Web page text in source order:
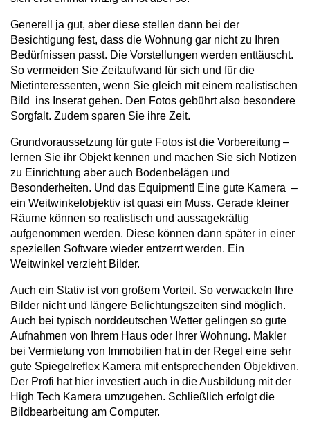
Generell ja gut, aber diese stellen dann bei der
Besichtigung fest, dass die Wohnung gar nicht zu Ihren
Bedürfnissen passt. Die Vorstellungen werden enttäuscht.
So vermeiden Sie Zeitaufwand für sich und für die
Mietinteressenten, wenn Sie gleich mit einem realistischen
Bild ins Inserat gehen. Den Fotos gebührt also besondere
Sorgfalt. Zudem sparen Sie ihre Zeit.
Grundvoraussetzung für gute Fotos ist die Vorbereitung –
lernen Sie ihr Objekt kennen und machen Sie sich Notizen
zu Einrichtung aber auch Bodenbelägen und
Besonderheiten. Und das Equipment! Eine gute Kamera –
ein Weitwinkelobjektiv ist quasi ein Muss. Gerade kleiner
Räume können so realistisch und aussagekräftig
aufgenommen werden. Diese können dann später in einer
speziellen Software wieder entzerrt werden. Ein
Weitwinkel verzieht Bilder.
Auch ein Stativ ist von großem Vorteil. So verwackeln Ihre
Bilder nicht und längere Belichtungszeiten sind möglich.
Auch bei typisch norddeutschen Wetter gelingen so gute
Aufnahmen von Ihrem Haus oder Ihrer Wohnung. Makler
bei Vermietung von Immobilien hat in der Regel eine sehr
gute Spiegelreflex Kamera mit entsprechenden Objektiven.
Der Profi hat hier investiert auch in die Ausbildung mit der
High Tech Kamera umzugehen. Schließlich erfolgt die
Bildbearbeitung am Computer.